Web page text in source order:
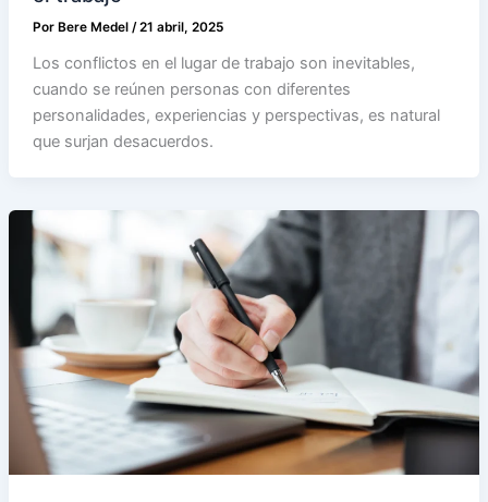
Por Bere Medel /21 abril, 2025
Los conflictos en el lugar de trabajo son inevitables,
cuando se reúnen personas con diferentes
personalidades, experiencias y perspectivas, es natural
que surjan desacuerdos.